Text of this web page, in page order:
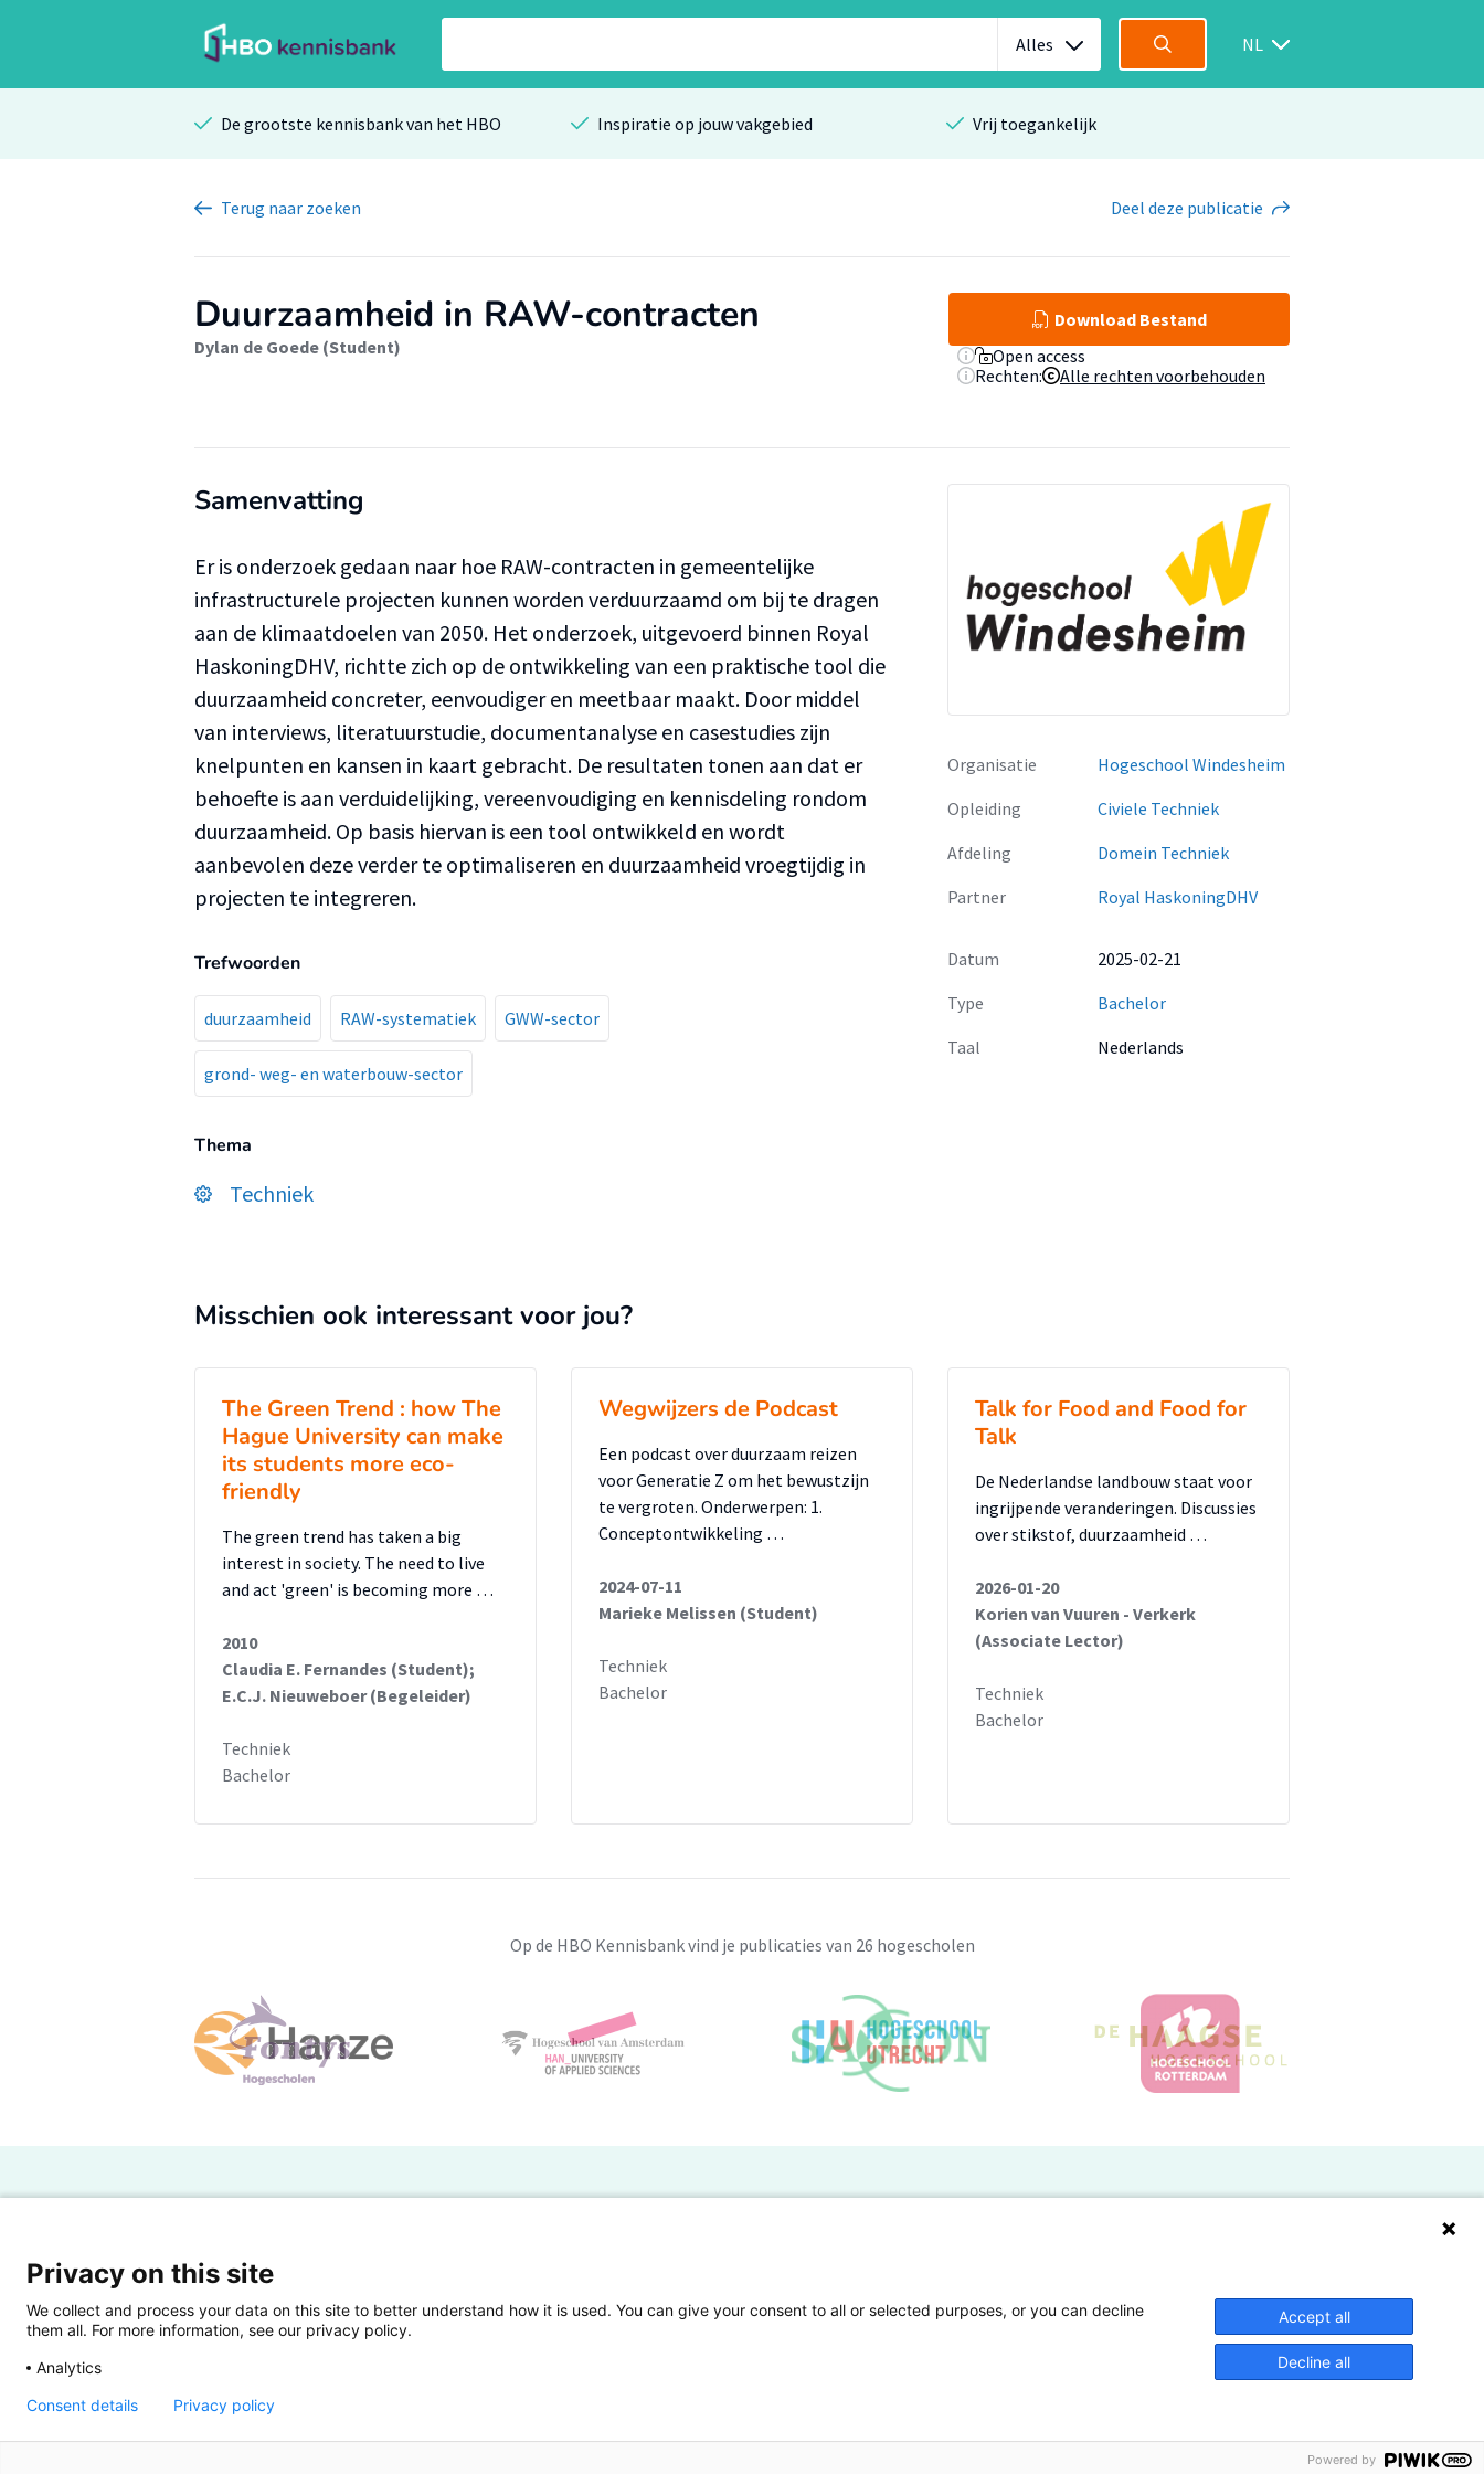
Alles NL
De grootste kennisbank van het HBO Inspiratie op jouw vakgebied Vrij toegankelijk
Terug naar zoeken Deel deze publicatie
Duurzaamheid in RAW-contracten
Dylan de Goede (Student)
Download Bestand
Open access
Rechten:
Alle rechten voorbehouden
Samenvatting
Er is onderzoek gedaan naar hoe RAW-contracten in gemeentelijke
infrastructurele projecten kunnen worden verduurzaamd om bij te dragen
aan de klimaatdoelen van 2050. Het onderzoek, uitgevoerd binnen Royal
HaskoningDHV, richtte zich op de ontwikkeling van een praktische tool die
duurzaamheid concreter, eenvoudiger en meetbaar maakt. Door middel
van interviews, literatuurstudie, documentanalyse en casestudies zijn
knelpunten en kansen in kaart gebracht. De resultaten tonen aan dat er
behoefte is aan verduidelijking, vereenvoudiging en kennisdeling rondom
duurzaamheid. Op basis hiervan is een tool ontwikkeld en wordt
aanbevolen deze verder te optimaliseren en duurzaamheid vroegtijdig in
projecten te integreren.
Trefwoorden
duurzaamheid RAW-systematiek GWW-sector
grond- weg- en waterbouw-sector
Thema
Techniek
Organisatie
Hogeschool Windesheim
Opleiding
Civiele Techniek
Afdeling
Domein Techniek
Partner
Royal HaskoningDHV
Datum
2025-02-21
Type
Bachelor
Taal
Nederlands
Misschien ook interessant voor jou?
The Green Trend : how The
Hague University can make
its students more eco-
friendly
The green trend has taken a big
interest in society. The need to live
and act 'green' is becoming more …
2010
Claudia E. Fernandes (Student);
E.C.J. Nieuweboer (Begeleider)
Techniek
Bachelor
Wegwijzers de Podcast
Een podcast over duurzaam reizen
voor Generatie Z om het bewustzijn
te vergroten. Onderwerpen: 1.
Conceptontwikkeling …
2024-07-11
Marieke Melissen (Student)
Techniek
Bachelor
Talk for Food and Food for
Talk
De Nederlandse landbouw staat voor
ingrijpende veranderingen. Discussies
over stikstof, duurzaamheid …
2026-01-20
Korien van Vuuren - Verkerk
(Associate Lector)
Techniek
Bachelor
Op de HBO Kennisbank vind je publicaties van 26 hogescholen
Powered by SURF
Eigen onderzoek publiceren
Veelgestelde vragen
Lectoren en onderzoekers
Privacy on this site
We collect and process your data on this site to better understand how it is used. You can give your consent to all or selected purposes, or you can decline
them all. For more information, see our privacy policy.
Analytics
Accept all
Decline all
Consent details Privacy policy
Powered by